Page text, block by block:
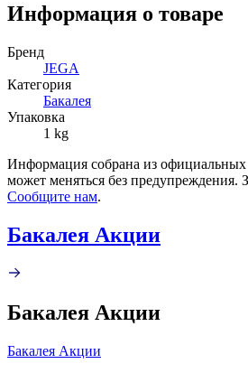
Информация о товаре
Бренд
JEGA
Категория
Бакалея
Упаковка
1 kg
Информация собрана из официальных
может меняться без предупреждения.
Сообщите нам.
Бакалея Акции
Бакалея Акции
Бакалея Акции